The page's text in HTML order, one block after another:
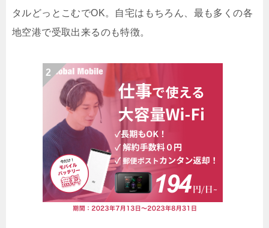
タルどっとこむでOK。自宅はもちろん、最も多くの各
地空港で受取出来るのも特徴。